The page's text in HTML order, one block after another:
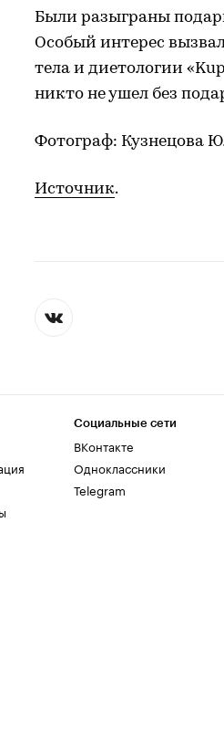
Были разыграны
Особый интерес
тела и диетологии
никто не ушел без
Фотограф: Кузнецова
Источник.
Социальные сети
ВКонтакте
Одноклассники
Telegram